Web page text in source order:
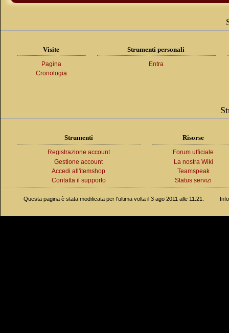
Visite
Pagina
Cronologia
Strumenti personali
Entra
Strumenti
Registrazione account
Gestione account
Accedi all'itemshop
Contatta il supporto
Risorse
Forum ufficiale
La nostra Wiki
Teamspeak
Status servizi
Questa pagina è stata modificata per l'ultima volta il 3 ago 2011 alle 11:21.